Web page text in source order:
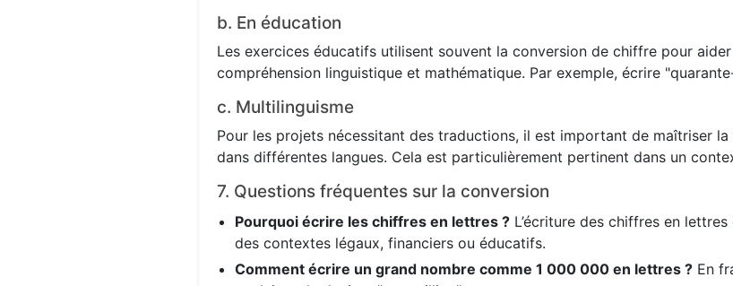
b. En éducation
Les exercices éducatifs utilisent souvent la conversion de chiffre pour
compréhension linguistique et mathématique. Par exemple, écrire
c. Multilinguisme
Pour les projets nécessitant des traductions, il est important de maîtriser
dans différentes langues. Cela est particulièrement pertinent dans un
7. Questions fréquentes sur la conversion
Pourquoi écrire les chiffres en lettres ? L’écriture des chiffres en
des contextes légaux, financiers ou éducatifs.
Comment écrire un grand nombre comme 1 000 000 en lettres ? En